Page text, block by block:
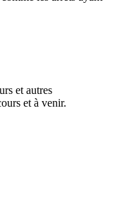
et autres
et à venir.